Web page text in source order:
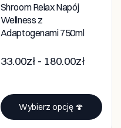
Shroom Relax Napój
Wellness z
Adaptogenami 750ml
33.00zł - 180.00zł
Wybierz opcję 🍄